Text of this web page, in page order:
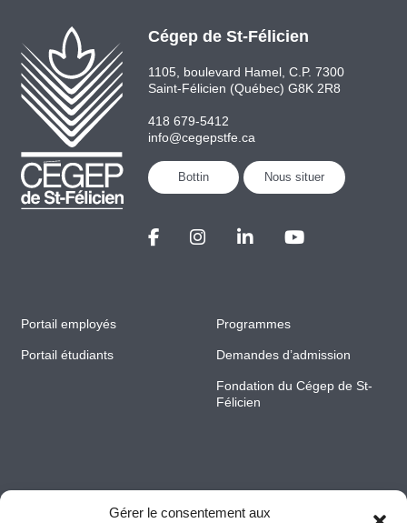
Gérer le consentement aux
Cégep de St-Félicien
1105, boulevard Hamel, C.P. 7300
Saint-Félicien (Québec) G8K 2R8
418 679-5412
info@cegepstfe.ca
Bottin Nous situer
Portail employés
Portail étudiants
Programmes
Demandes d’admission
Fondation du Cégep de St-
Félicien